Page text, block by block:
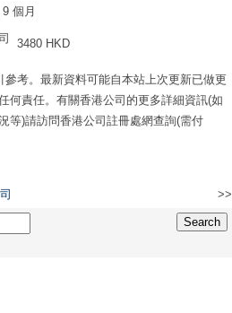
個月
3480 HKD
考。最新資料可能自本站上次更新已做更
何責任。有關香港公司的更多詳細資訊(如
等)請訪問香港公司註冊處網查詢(需付
>>